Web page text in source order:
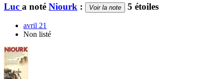
Luc a noté Niourk : Voir la note 5 étoiles
avril 21
Non listé